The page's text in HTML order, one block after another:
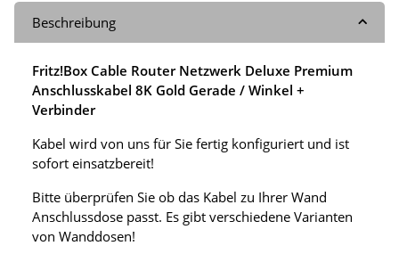
Beschreibung
Fritz!Box Cable Router Netzwerk Deluxe Premium
Anschlusskabel 8K Gold Gerade / Winkel +
Verbinder
Kabel wird von uns für Sie fertig konfiguriert und ist
sofort einsatzbereit!
Bitte überprüfen Sie ob das Kabel zu Ihrer Wand
Anschlussdose passt. Es gibt verschiedene Varianten
von Wanddosen!